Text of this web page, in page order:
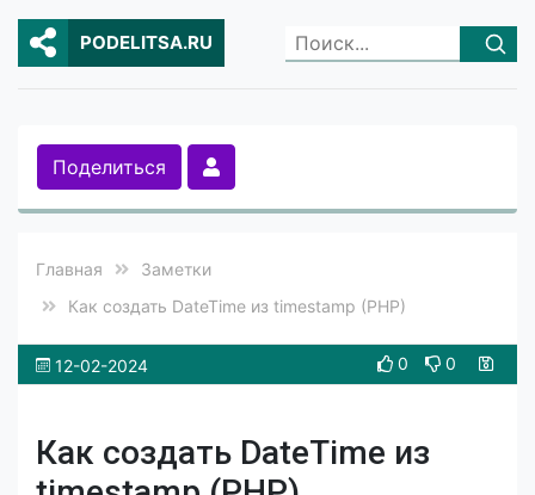
PODELITSA.RU
Поделиться
Главная
Заметки
Как создать DateTime из timestamp (PHP)
12-02-2024 0 0
Как создать DateTime из